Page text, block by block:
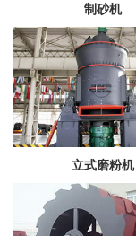
制砂机
立式磨粉机